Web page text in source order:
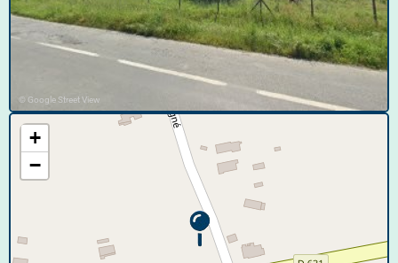
© Google Street View
+
−